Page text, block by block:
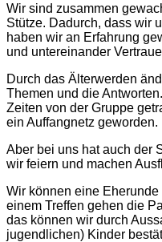
Wir sind zusammen
Stütze. Dadurch, dass wir
haben wir an Erfahrung
und untereinander
Durch das Älterwerden
Themen und die
Zeiten von der Gruppe
ein Auffangnetz geworden.
Aber bei uns hat auch der
wir feiern und machen
Wir können eine
einem Treffen gehen die
das können wir durch
jugendlichen) Kinder